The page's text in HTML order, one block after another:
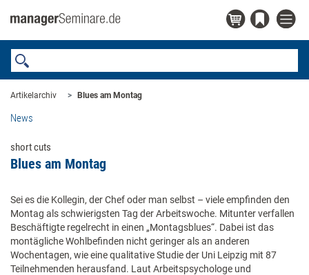
Artikelarchiv Blues am Montag
News
short cuts
Blues am Montag
Sei es die Kollegin, der Chef oder man selbst – viele empfinden den
Montag als schwierigsten Tag der Arbeitswoche. Mitunter verfallen
Beschäftigte regelrecht in einen „Montagsblues“. Dabei ist das
montägliche Wohlbefinden nicht geringer als an anderen
Wochentagen, wie eine qualitative Studie der Uni Leipzig mit 87
Teilnehmenden herausfand. Laut Arbeitspsychologe und